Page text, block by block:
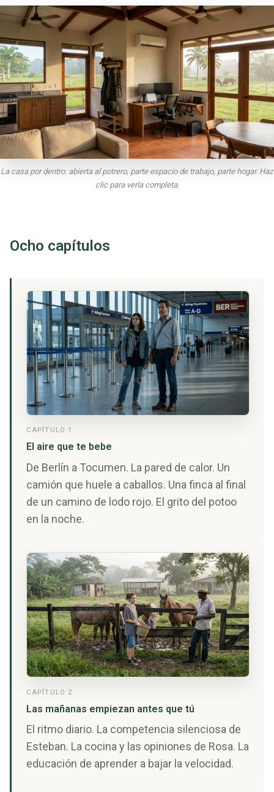
La casa por dentro: abierta al potrero, parte espacio de trabajo, parte hogar. Haz
clic para verla completa.
Ocho capítulos
CAPÍTULO 1
El aire que te bebe
De Berlín a Tocumen. La pared de calor. Un
camión que huele a caballos. Una finca al final
de un camino de lodo rojo. El grito del potoo
en la noche.
CAPÍTULO 2
Las mañanas empiezan antes que tú
El ritmo diario. La competencia silenciosa de
Esteban. La cocina y las opiniones de Rosa. La
educación de aprender a bajar la velocidad.